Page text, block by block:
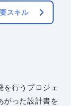
スキル
を行うプロジェ
がった設計書を